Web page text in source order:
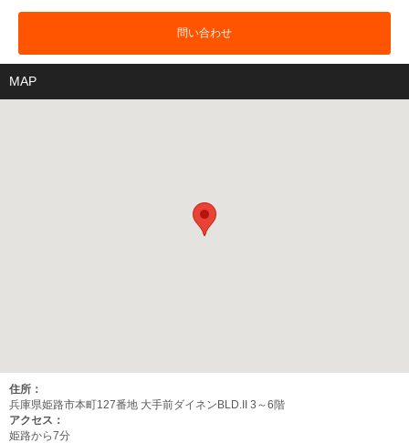
問い合わせ
MAP
住所：
兵庫県姫路市本町127番地 大手前ダイネンBLD.II 3～6階
アクセス：
姫路から7分